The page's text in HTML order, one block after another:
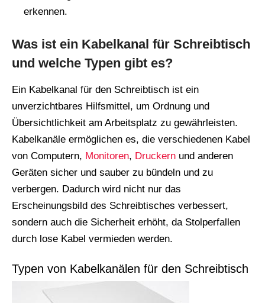
erkennen.
Was ist ein Kabelkanal für Schreibtisch
und welche Typen gibt es?
Ein Kabelkanal für den Schreibtisch ist ein
unverzichtbares Hilfsmittel, um Ordnung und
Übersichtlichkeit am Arbeitsplatz zu gewährleisten.
Kabelkanäle ermöglichen es, die verschiedenen Kabel
von Computern, Monitoren, Druckern und anderen
Geräten sicher und sauber zu bündeln und zu
verbergen. Dadurch wird nicht nur das
Erscheinungsbild des Schreibtisches verbessert,
sondern auch die Sicherheit erhöht, da Stolperfallen
durch lose Kabel vermieden werden.
Typen von Kabelkanälen für den Schreibtisch